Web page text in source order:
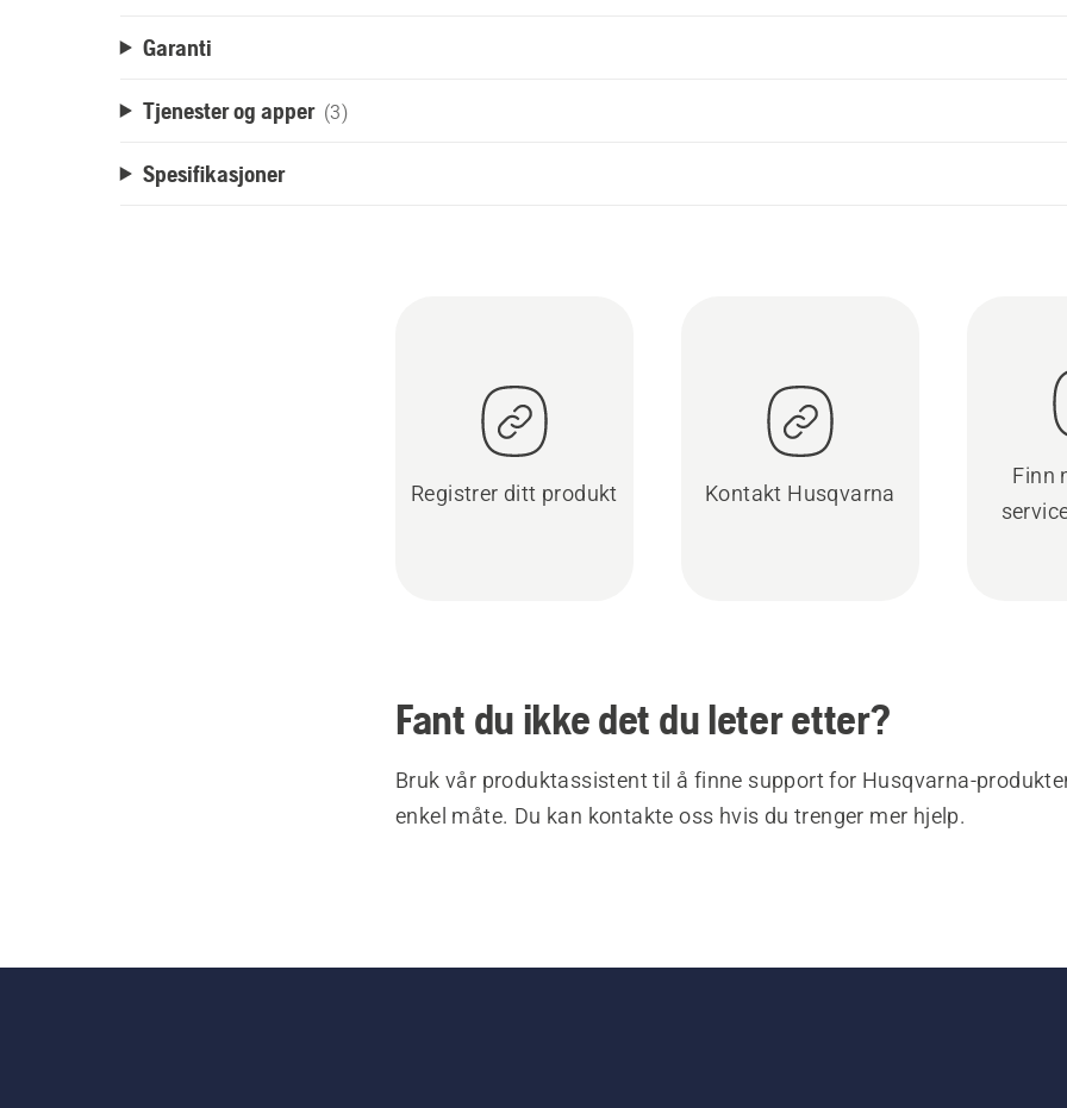
Garanti
Tjenester og apper (3)
Spesifikasjoner
Registrer ditt produkt Kontakt Husqvarna
Finn
Fant du ikke det du leter etter?
Bruk vår produktassistent til å finne support for Husqvarna-
enkel måte. Du kan kontakte oss hvis du trenger mer hjelp.